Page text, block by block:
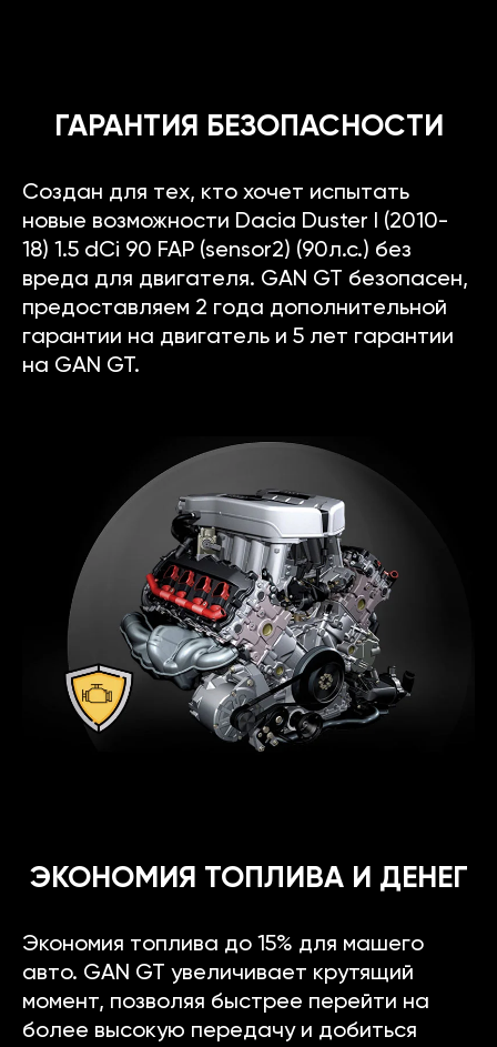
ГАРАНТИЯ БЕЗОПАСНОСТИ
Создан для тех, кто хочет испытать
новые возможности Dacia Duster I (2010-
18) 1.5 dCi 90 FAP (sensor2) (90л.с.) без
вреда для двигателя. GAN GT безопасен,
предоставляем 2 года дополнительной
гарантии на двигатель и 5 лет гарантии
на GAN GT.
ЭКОНОМИЯ ТОПЛИВА И ДЕНЕГ
Экономия топлива до 15% для машего
авто. GAN GT увеличивает крутящий
момент, позволяя быстрее перейти на
более высокую передачу и добиться